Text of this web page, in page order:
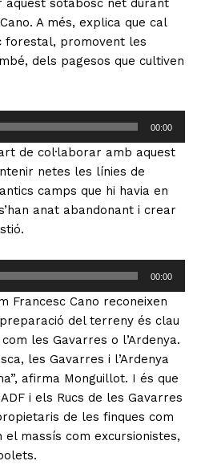
sotabosc net durant
A més, explica que cal
forestal, promovent les
dels pagesos que cultiven
00:00
de col·laborar amb aquest
netes les línies de
camps que hi havia en
anat abandonant i crear
00:00
Francesc Cano reconeixen
del terreny és clau
les Gavarres o l’Ardenya.
les Gavarres i l’Ardenya
afirma Monguillot. I és que
i els Rucs de les Gavarres
de les finques com
massís com excursionistes,